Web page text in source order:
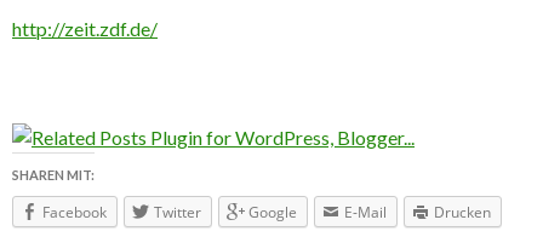
http://zeit.zdf.de/
SHAREN MIT:
Facebook Twitter Google E-Mail Drucken